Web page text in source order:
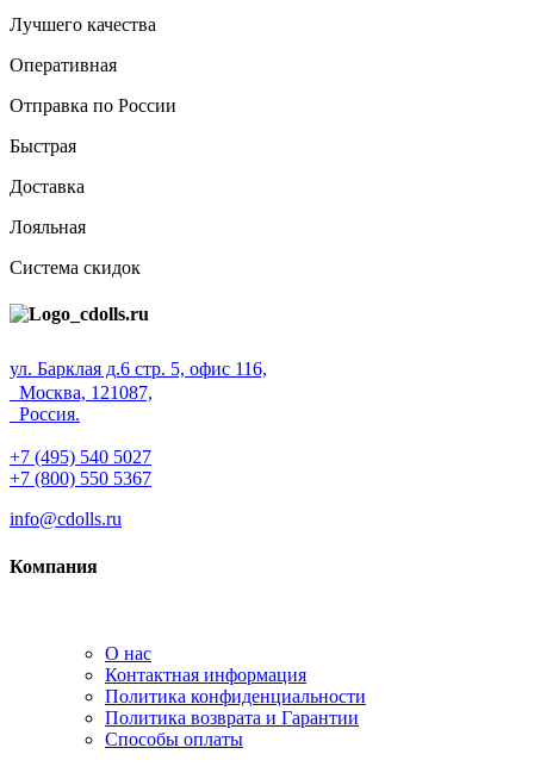
Лучшего качества
Оперативная
Отправка по России
Быстрая
Доставка
Лояльная
Система скидок
ул. Барклая д.6 стр. 5, офис 116,
Москва, 121087,
Россия.
+7 (495) 540 5027
+7 (800) 550 5367
info@cdolls.ru
Компания
О нас
Контактная информация
Политика конфиденциальности
Политика возврата и Гарантии
Способы оплаты